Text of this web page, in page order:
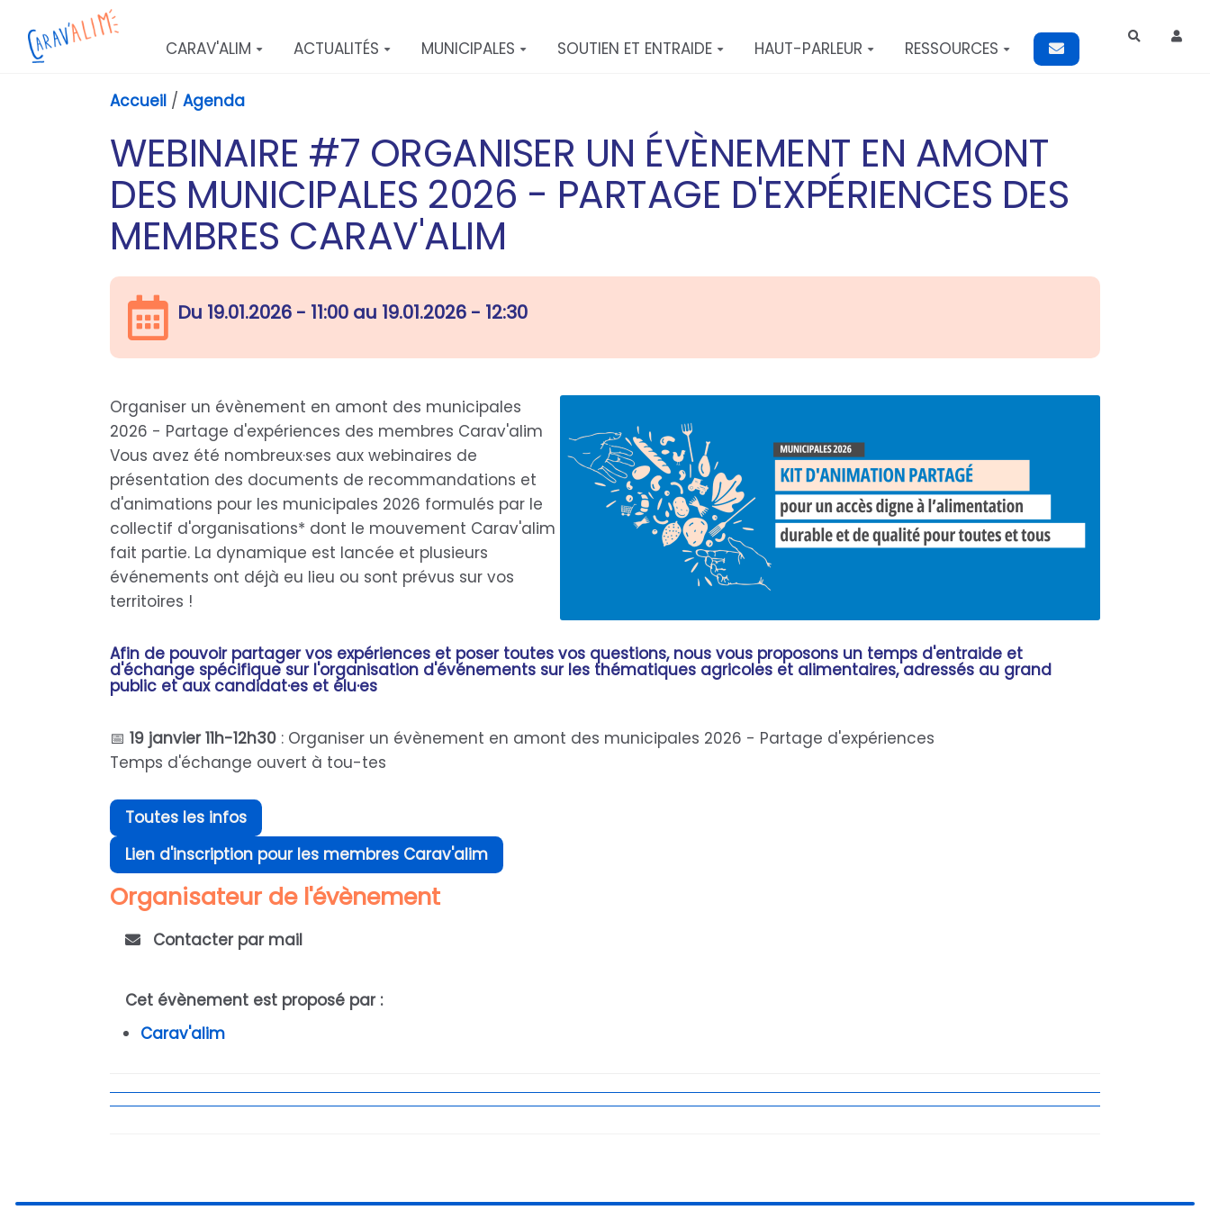
Aller au contenu principal
CARAV'ALIM
ACTUALITÉS MUNICIPALES SOUTIEN ET ENTRAIDE HAUT-PARLEUR RESSOURCES
Rechercher
Accueil / Agenda
WEBINAIRE #7 ORGANISER UN ÉVÈNEMENT EN AMONT
DES MUNICIPALES 2026 - PARTAGE D'EXPÉRIENCES DES
MEMBRES CARAV'ALIM
Du 19.01.2026 - 11:00 au 19.01.2026 - 12:30
Organiser un évènement en amont des municipales
2026 - Partage d'expériences des membres Carav'alim
Vous avez été nombreux·ses aux webinaires de
présentation des documents de recommandations et
d'animations pour les municipales 2026 formulés par le
collectif d'organisations* dont le mouvement Carav'alim
fait partie. La dynamique est lancée et plusieurs
événements ont déjà eu lieu ou sont prévus sur vos
territoires !
Afin de pouvoir partager vos expériences et poser toutes vos questions, nous vous proposons un temps d'entraide et
d'échange spécifique sur l'organisation d'événements sur les thématiques agricoles et alimentaires, adressés au grand
public et aux candidat·es et élu·es
📅 19 janvier 11h-12h30 : Organiser un évènement en amont des municipales 2026 - Partage d'expériences
Temps d'échange ouvert à tou-tes
Toutes les infos
Lien d'inscription pour les membres Carav'alim
Organisateur de l'évènement
Contacter par mail
Cet évènement est proposé par :
Carav'alim